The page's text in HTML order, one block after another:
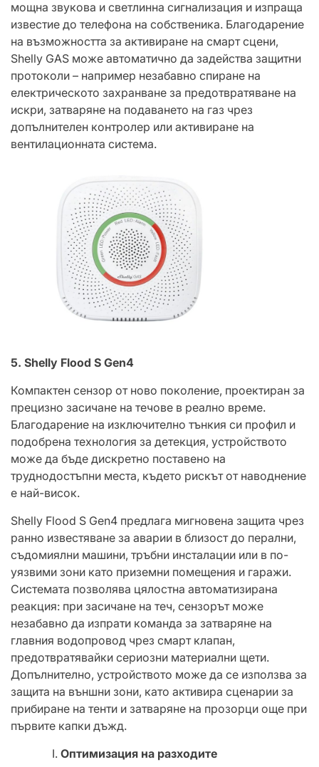
мощна звукова и светлинна сигнализация и изпраща
известие до телефона на собственика. Благодарение
на възможността за активиране на смарт сцени,
Shelly GAS може автоматично да задейства защитни
протоколи – например незабавно спиране на
електрическото захранване за предотвратяване на
искри, затваряне на подаването на газ чрез
допълнителен контролер или активиране на
вентилационната система.
5. Shelly Flood S Gen4
Компактен сензор от ново поколение, проектиран за
прецизно засичане на течове в реално време.
Благодарение на изключително тънкия си профил и
подобрена технология за детекция, устройството
може да бъде дискретно поставено на
труднодостъпни места, където рискът от наводнение
е най-висок.
Shelly Flood S Gen4 предлага мигновена защита чрез
ранно известяване за аварии в близост до перални,
съдомиялни машини, тръбни инсталации или в по-
уязвими зони като приземни помещения и гаражи.
Системата позволява цялостна автоматизирана
реакция: при засичане на теч, сензорът може
незабавно да изпрати команда за затваряне на
главния водопровод чрез смарт клапан,
предотвратявайки сериозни материални щети.
Допълнително, устройството може да се използва за
защита на външни зони, като активира сценарии за
прибиране на тенти и затваряне на прозорци още при
първите капки дъжд.
Оптимизация на разходите